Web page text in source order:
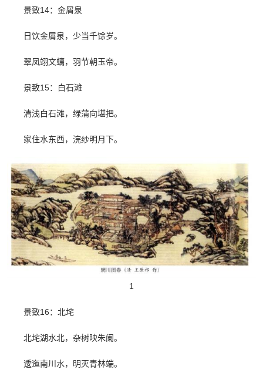
景致14：金屑泉
日饮金屑泉，少当千馀岁。
翠凤翊文螭，羽节朝玉帝。
景致15：白石滩
清浅白石滩，绿蒲向堪把。
家住水东西，浣纱明月下。
1
景致16：北垞
北垞湖水北，杂树映朱阑。
逶迤南川水，明灭青林端。